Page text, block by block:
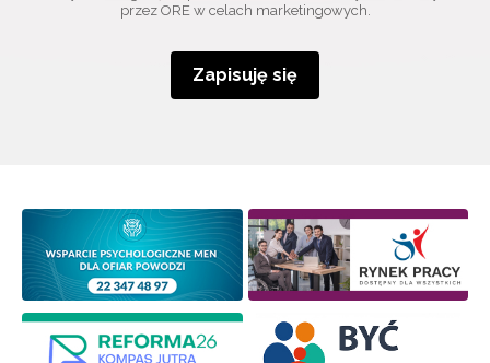
przez ORE w celach marketingowych.
Zapisuję się
osobowych przez ORE w celach marketingowych.